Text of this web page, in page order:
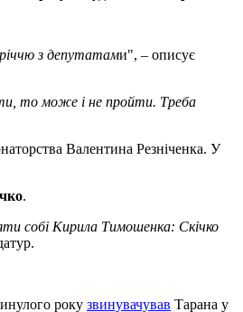
з депутатами", – описує
то може і не пройти. Треба
Валентина Резніченка. У
.
собі Кирила Тимошенка: Скічко
року звинувачував Тарана у